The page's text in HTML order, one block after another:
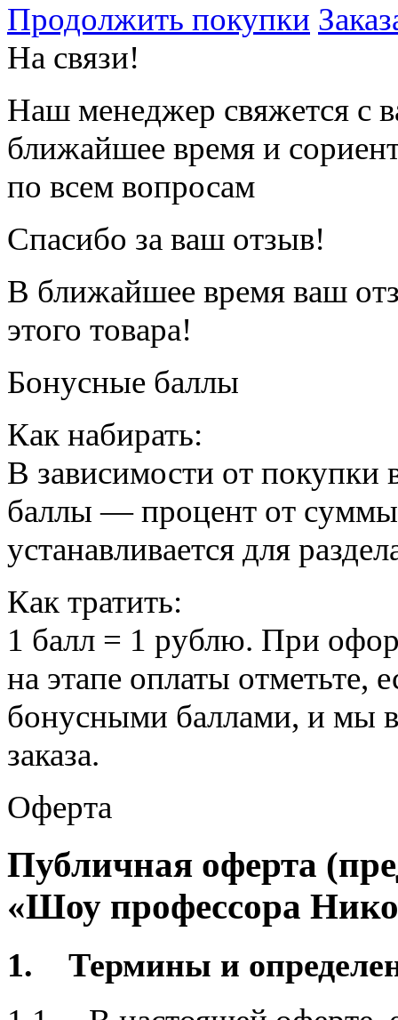
Продолжить покупки
На связи!
Наш менеджер свяжется с
ближайшее время и
по всем вопросам
Спасибо за ваш отзыв!
В ближайшее время ваш
этого товара!
Бонусные баллы
Как набирать:
В зависимости от покупки
баллы — процент от
устанавливается для
Как тратить:
1 балл = 1 рублю. При
на этапе оплаты отметьте,
бонусными баллами, и мы
заказа.
Оферта
Публичная оферта
«Шоу профессора
1. Термины и